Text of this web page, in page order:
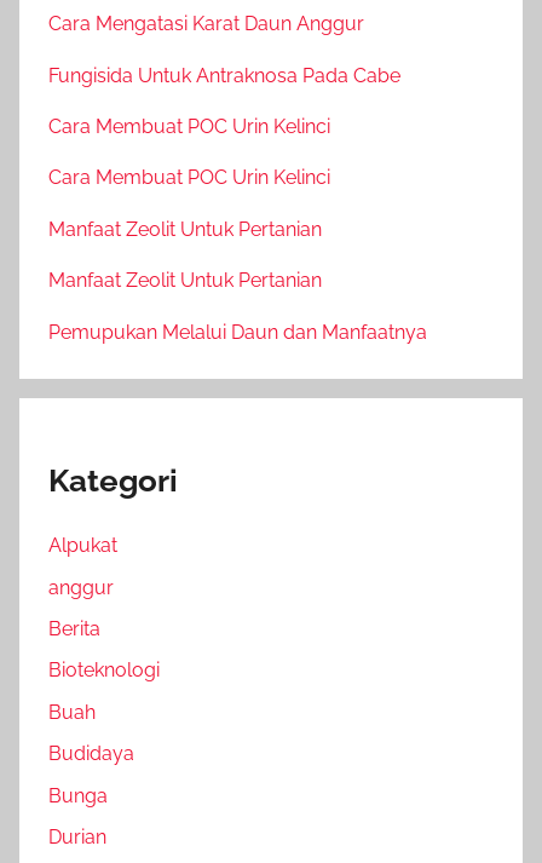
Cara Mengatasi Karat Daun Anggur
Fungisida Untuk Antraknosa Pada Cabe
Cara Membuat POC Urin Kelinci
Cara Membuat POC Urin Kelinci
Manfaat Zeolit Untuk Pertanian
Manfaat Zeolit Untuk Pertanian
Pemupukan Melalui Daun dan Manfaatnya
Kategori
Alpukat
anggur
Berita
Bioteknologi
Buah
Budidaya
Bunga
Durian